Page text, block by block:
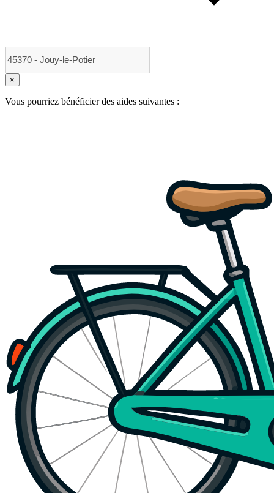
×
Vous pourriez bénéficier des aides suivantes :